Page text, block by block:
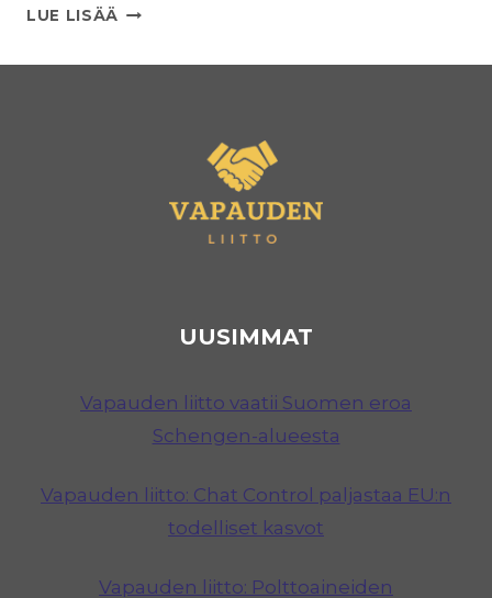
LUE LISÄÄ VAPAUDEN
UUSIMMAT
Vapauden liitto vaatii Suomen eroa
Schengen-alueesta
Vapauden liitto: Chat Control paljastaa EU:n
todelliset kasvot
Vapauden liitto: Polttoaineiden